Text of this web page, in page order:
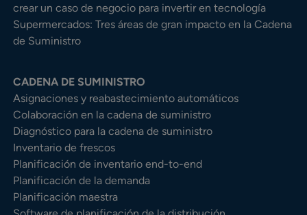
crear un caso de negocio para invertir en tecnología
Supermercados: Tres áreas de gran impacto en la Cadena
de Suministro
CADENA DE SUMINISTRO
Asignaciones y reabastecimiento automáticos
Colaboración en la cadena de suministro
Diagnóstico para la cadena de suministro
Inventario de frescos
Planificación de inventario end-to-end
Planificación de la demanda
Planificación maestra